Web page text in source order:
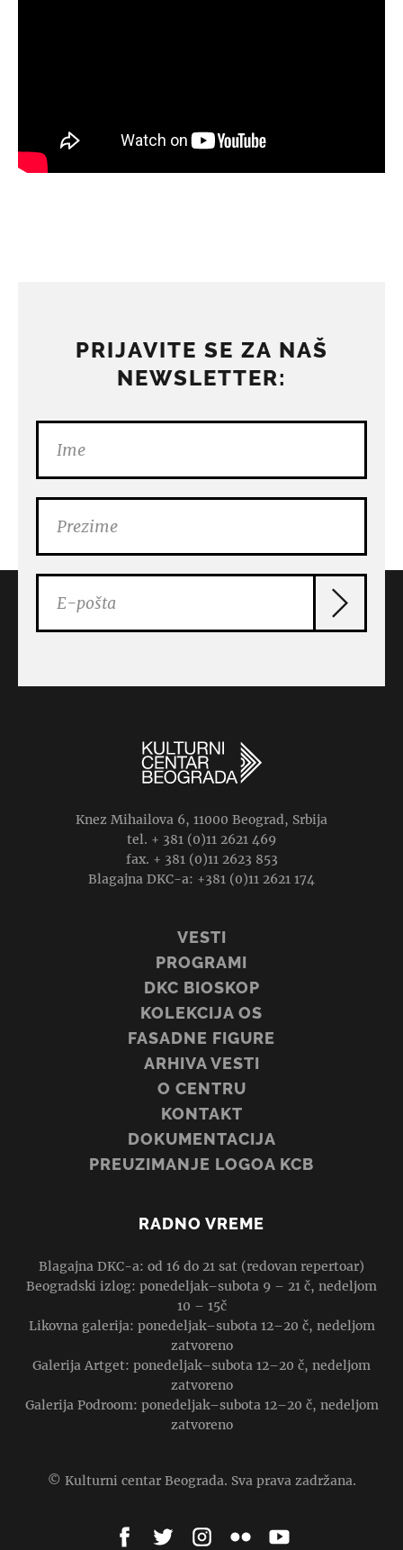
PRIJAVITE SE ZA NAŠ
NEWSLETTER:
Knez Mihailova 6, 11000 Beograd, Srbija
tel. + 381 (0)11 2621 469
fax. + 381 (0)11 2623 853
Blagajna DKC-a: +381 (0)11 2621 174
VESTI
PROGRAMI
DKC BIOSKOP
KOLEKCIJA OS
FASADNE FIGURE
ARHIVA VESTI
O CENTRU
KONTAKT
DOKUMENTACIJA
PREUZIMANJE LOGOA KCB
RADNO VREME
Blagajna DKC-a: od 16 do 21 sat (redovan repertoar)
Beogradski izlog: ponedeljak–subota 9 – 21 č, nedeljom
10 – 15č
Likovna galerija: ponedeljak–subota 12–20 č, nedeljom
zatvoreno
Galerija Artget: ponedeljak–subota 12–20 č, nedeljom
zatvoreno
Galerija Podroom: ponedeljak–subota 12–20 č, nedeljom
zatvoreno
© Kulturni centar Beograda. Sva prava zadržana.